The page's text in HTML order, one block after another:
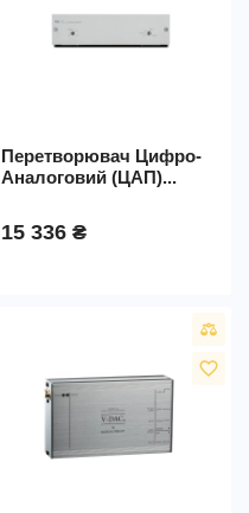
Перетворювач Цифро-
Аналоговий (ЦАП)...
15 336 ₴
favorite_border